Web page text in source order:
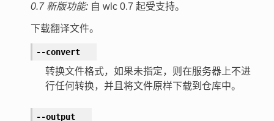
0.7 新版功能: 自 wlc 0.7 起受支持。
下载翻译文件。
--convert
转换文件格式，如果未指定，则在服务器上不进
行任何转换，并且将文件原样下载到仓库中。
--output